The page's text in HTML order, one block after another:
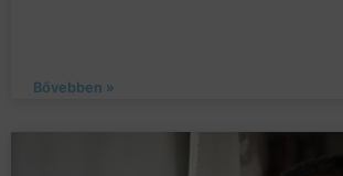
Bővebben »